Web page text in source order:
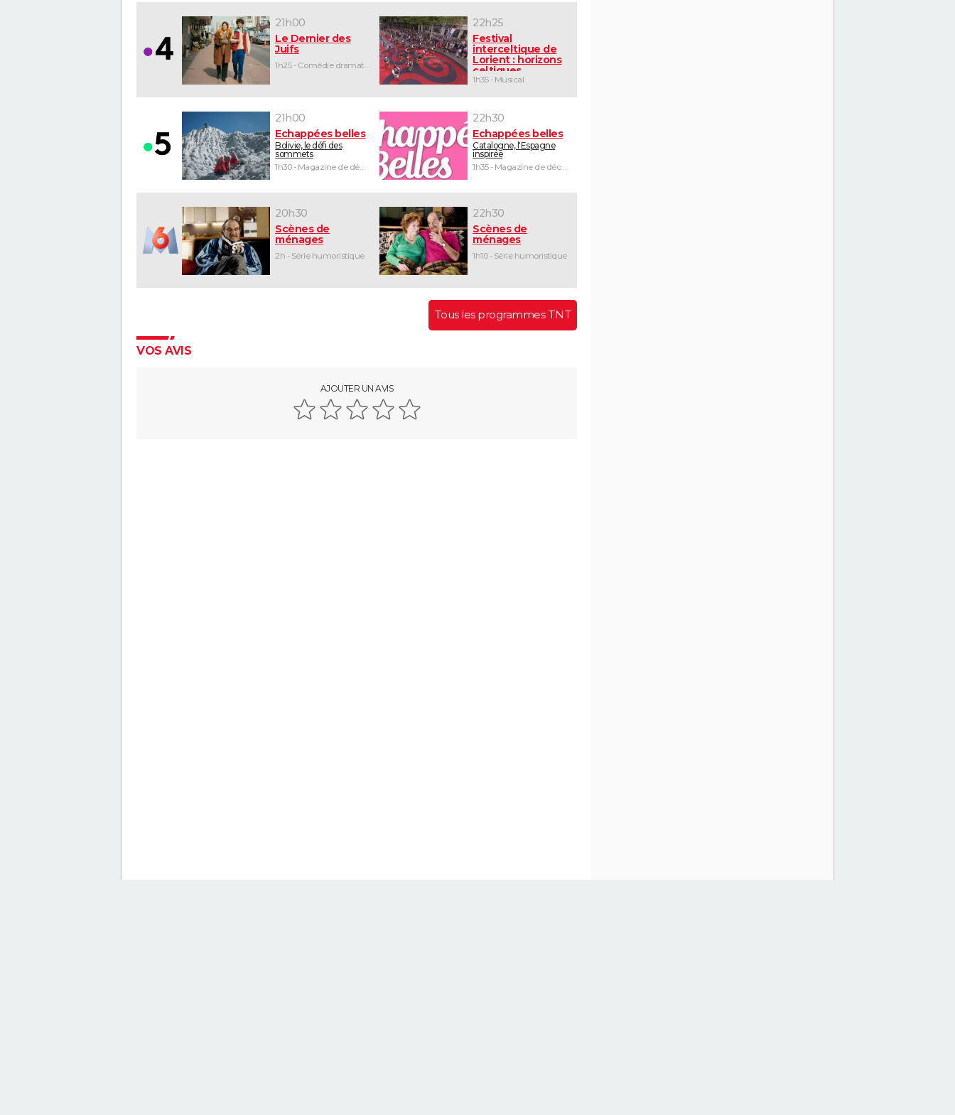
21h00
Le Dernier des
Juifs
1h25 - Comédie dramatique
22h25
Festival
interceltique de
Lorient : horizons
celtiques
1h35 - Musical
21h00
Echappées belles
Bolivie, le défi des
sommets
1h30 - Magazine de découvertes
22h30
Echappées belles
Catalogne, l'Espagne
inspirée
1h35 - Magazine de découvertes
20h30
Scènes de
ménages
2h - Série humoristique
22h30
Scènes de
ménages
1h10 - Série humoristique
Tous les programmes TNT
VOS AVIS
AJOUTER UN AVIS